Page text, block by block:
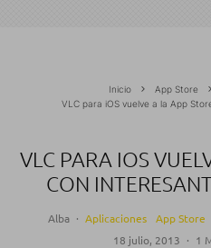
Inicio App Store
VLC para iOS vuelve a la App
VLC PARA IOS
CON
Alba · Aplicaciones App Store
18 julio, 2013 · 1